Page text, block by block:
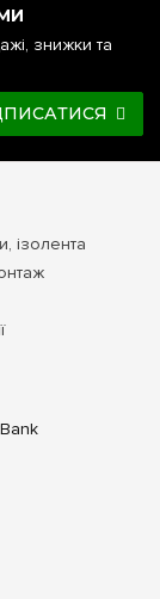
знижки та
ізолента